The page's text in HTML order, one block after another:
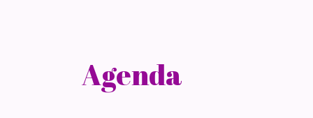
Agenda